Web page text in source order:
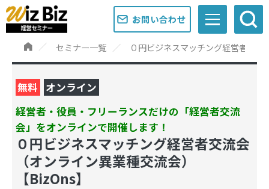
お問い合わせ
セミナー一覧 ０円ビジネスマッチング経営者交
無料
オンライン
経営者・役員・フリーランスだけの「経営者交流
会」をオンラインで開催します！
０円ビジネスマッチング経営者交流会
（オンライン異業種交流会）
【BizOns】